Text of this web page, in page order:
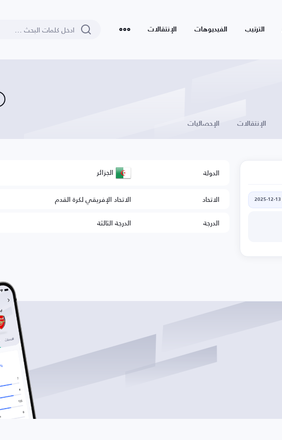
الترتيب الفيديوهات الإنتقالات
الإنتقالات الإحصائيات
الدولة الجزائر
الاتحاد
الاتحاد الإفريقي لكرة القدم
الدرجة
الدرجة الثالثة